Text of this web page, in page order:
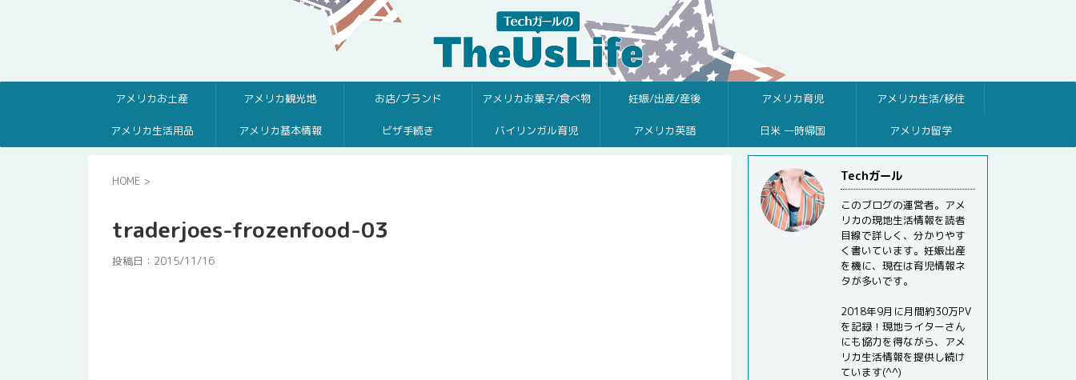
アメリカお土産 アメリカ観光地 お店/ブランド アメリカお菓子/食べ物 妊娠/出産/産後 アメリカ育児 アメリカ生活/移住
アメリカ生活用品 アメリカ基本情報 ビザ手続き バイリンガル育児 アメリカ英語 日米 一時帰国 アメリカ留学
HOME >
traderjoes-frozenfood-03
投稿日： 2015/11/16
Techガール
このブログの運営者。アメ
リカの現地生活情報を読者
目線で詳しく、分かりやす
く書いています。妊娠出産
を機に、現在は育児情報ネ
タが多いです。
2018年9月に月間約30万PV
を記録！現地ライターさん
にも協力を得ながら、アメ
リカ生活情報を提供し続け
ています(^^)